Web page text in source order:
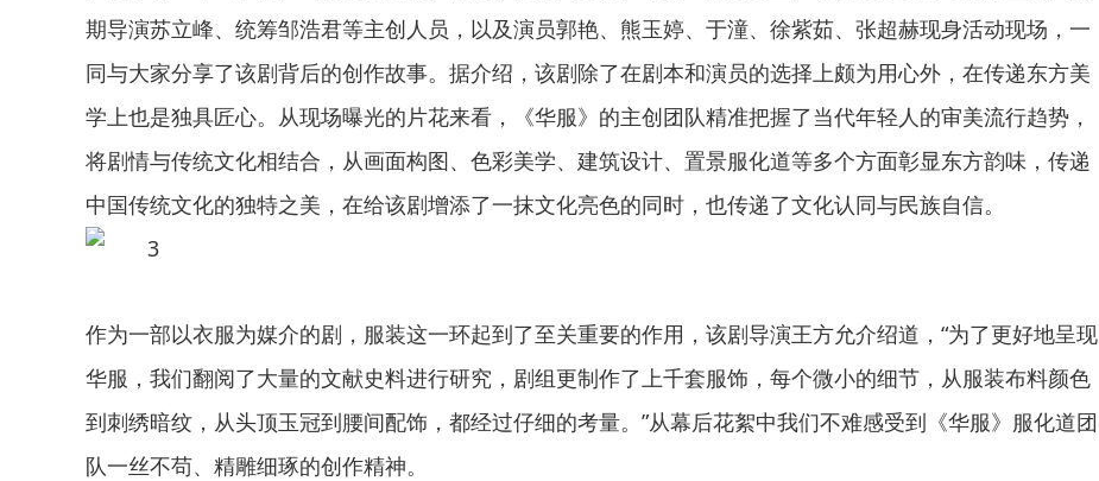
期导演苏立峰、统筹邹浩君等主创人员，以及演员郭艳、熊玉婷、于潼、徐紫茹、张超赫现身活动现场，一
同与大家分享了该剧背后的创作故事。据介绍，该剧除了在剧本和演员的选择上颇为用心外，在传递东方美
学上也是独具匠心。从现场曝光的片花来看，《华服》的主创团队精准把握了当代年轻人的审美流行趋势，
将剧情与传统文化相结合，从画面构图、色彩美学、建筑设计、置景服化道等多个方面彰显东方韵味，传递
中国传统文化的独特之美，在给该剧增添了一抹文化亮色的同时，也传递了文化认同与民族自信。
作为一部以衣服为媒介的剧，服装这一环起到了至关重要的作用，该剧导演王方允介绍道，“为了更好地呈现
华服，我们翻阅了大量的文献史料进行研究，剧组更制作了上千套服饰，每个微小的细节，从服装布料颜色
到刺绣暗纹，从头顶玉冠到腰间配饰，都经过仔细的考量。”从幕后花絮中我们不难感受到《华服》服化道团
队一丝不苟、精雕细琢的创作精神。